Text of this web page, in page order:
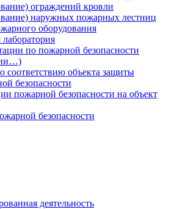
ограждений кровли
наружных пожарных лестниц
оборудования
по пожарной безопасности
соответствию объекта защиты
безопасности
пожарной безопасности на объект
безопасности
деятельность